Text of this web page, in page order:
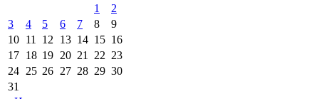
1
2
3
4 5 6 7 8
9
10 11 12 13 14 15 16
17 18 19 20 21 22 23
24 25 26 27 28 29 30
31